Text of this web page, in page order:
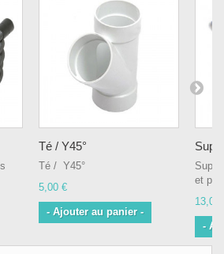
Té / Y45°
Té / Y45°
5,00 €
- Ajouter au panier -
et
13,00
-